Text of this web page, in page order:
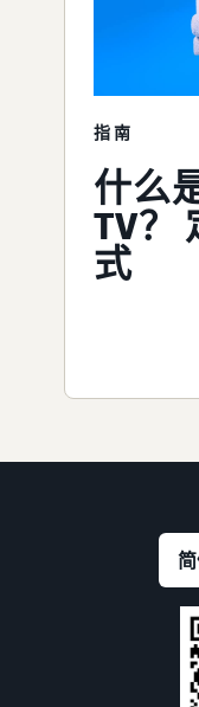
指南
什么
TV？
式